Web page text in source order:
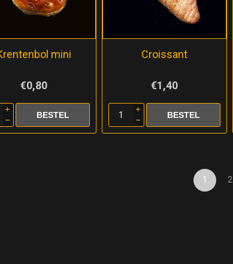
mini
€0,80
i
h
Croissant
€1,40
i
h
1 2